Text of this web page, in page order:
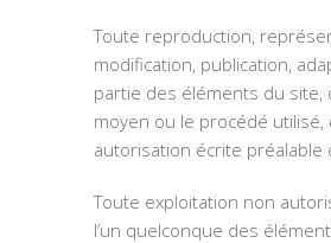
Toute reproduction,
modification, publication,
partie des éléments du site,
moyen ou le procédé utilisé,
autorisation écrite préalable
Toute exploitation non
l’un quelconque des